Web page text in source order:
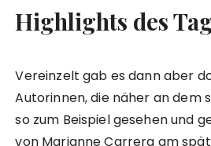
Highlights des
Vereinzelt gab es dann aber
Autorinnen, die näher an dem
so zum Beispiel gesehen und
von Marianne Carrera am